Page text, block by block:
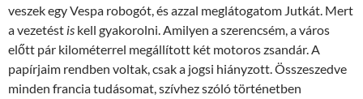
veszek egy Vespa robogót, és azzal meglátogatom Jutkát. Mert
a vezetést is kell gyakorolni. Amilyen a szerencsém, a város
előtt pár kilométerrel megállított két motoros zsandár. A
papírjaim rendben voltak, csak a jogsi hiányzott. Összeszedve
minden francia tudásomat, szívhez szóló történetben